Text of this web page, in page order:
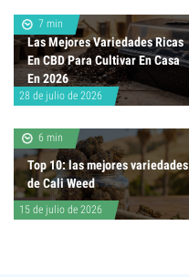
7 min
Las Mejores Variedades Ricas
En CBD Para Cultivar En Casa
En 2026
28 de julio de 2026
6 min
Top 10: las mejores variedades
de Cali Weed
15 de julio de 2026